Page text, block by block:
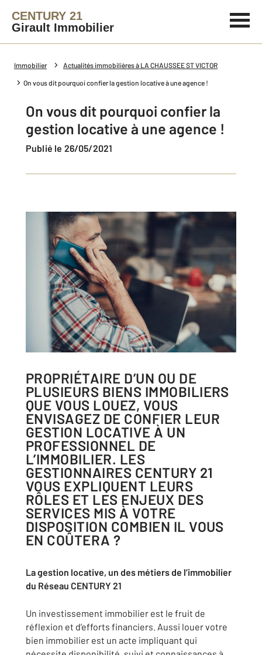
CENTURY 21
Girault Immobilier
Immobilier Actualités immobilières à LA CHAUSSEE ST VICTOR
On vous dit pourquoi confier la gestion locative à une agence !
On vous dit pourquoi confier la
gestion locative à une agence !
Publié le 26/05/2021
PROPRIÉTAIRE D’UN OU DE
PLUSIEURS BIENS IMMOBILIERS
QUE VOUS LOUEZ, VOUS
ENVISAGEZ DE CONFIER LEUR
GESTION LOCATIVE À UN
PROFESSIONNEL DE
L’IMMOBILIER. LES
GESTIONNAIRES CENTURY 21
VOUS EXPLIQUENT LEURS
RÔLES ET LES ENJEUX DES
SERVICES MIS À VOTRE
DISPOSITION COMBIEN IL VOUS
EN COÛTERA ?
La gestion locative, un des métiers de l’immobilier
du Réseau CENTURY 21
Un investissement immobilier est le fruit de
réflexion et d’efforts financiers. Aussi louer votre
bien immobilier est un acte impliquant qui